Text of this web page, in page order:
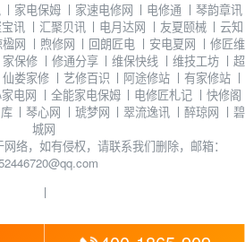
丨 家电保姆 丨 家速电修网 丨 电修通 丨琴韵章讯
讯 丨 汇聚贝讯 丨 电月达网 丨 友夏颐械 丨云知
网 丨 煦修网 丨 回朗匠电 丨 安电夏网 丨 修匠维
家保修 丨 修通分享 丨维保快线 丨维技工坊 丨 超
仙娄家修 丨 艺修百识 丨 阿途修站 丨 有家修站 丨
电网 丨 全能家电保姆 丨 电修匠札记 丨 快修阁
丨琴心网 丨 琥梦网 丨翠流逸讯 丨醉琼网 丨 碧
城网
络，如有侵权，请联系我们删除，邮箱：
丨